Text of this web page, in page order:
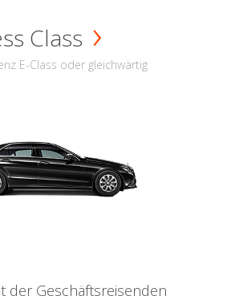
Class
E-Class oder gleichwärtig
der Geschäftsreisenden